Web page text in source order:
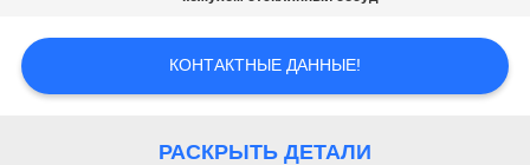
ПОЛИТИКАКОНТАКТНЫЕ ДАННЫЕ!
РАСКРЫТЬ ДЕТАЛИ